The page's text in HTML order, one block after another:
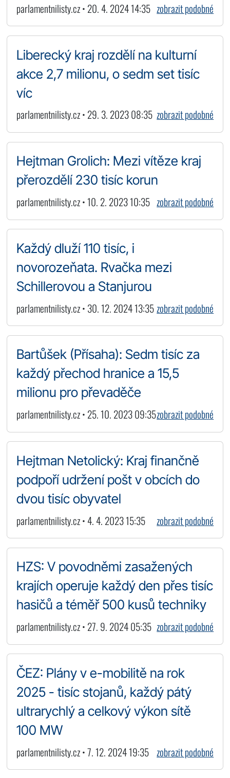
parlamentnilisty.cz • 20. 4. 2024 14:35 zobrazit podobné
Liberecký kraj rozdělí na kulturní
akce 2,7 milionu, o sedm set tisíc
víc
parlamentnilisty.cz • 29. 3. 2023 08:35 zobrazit podobné
Hejtman Grolich: Mezi vítěze kraj
přerozdělí 230 tisíc korun
parlamentnilisty.cz • 10. 2. 2023 10:35 zobrazit podobné
Každý dluží 110 tisíc, i
novorozeňata. Rvačka mezi
Schillerovou a Stanjurou
parlamentnilisty.cz • 30. 12. 2024 13:35zobrazit podobné
Bartůšek (Přísaha): Sedm tisíc za
každý přechod hranice a 15,5
milionu pro převaděče
parlamentnilisty.cz • 25. 10. 2023 09:35zobrazit podobné
Hejtman Netolický: Kraj finančně
podpoří udržení pošt v obcích do
dvou tisíc obyvatel
parlamentnilisty.cz • 4. 4. 2023 15:35 zobrazit podobné
HZS: V povodněmi zasažených
krajích operuje každý den přes tisíc
hasičů a téměř 500 kusů techniky
parlamentnilisty.cz • 27. 9. 2024 05:35 zobrazit podobné
ČEZ: Plány v e-mobilitě na rok
2025 - tisíc stojanů, každý pátý
ultrarychlý a celkový výkon sítě
100 MW
parlamentnilisty.cz • 7. 12. 2024 19:35 zobrazit podobné